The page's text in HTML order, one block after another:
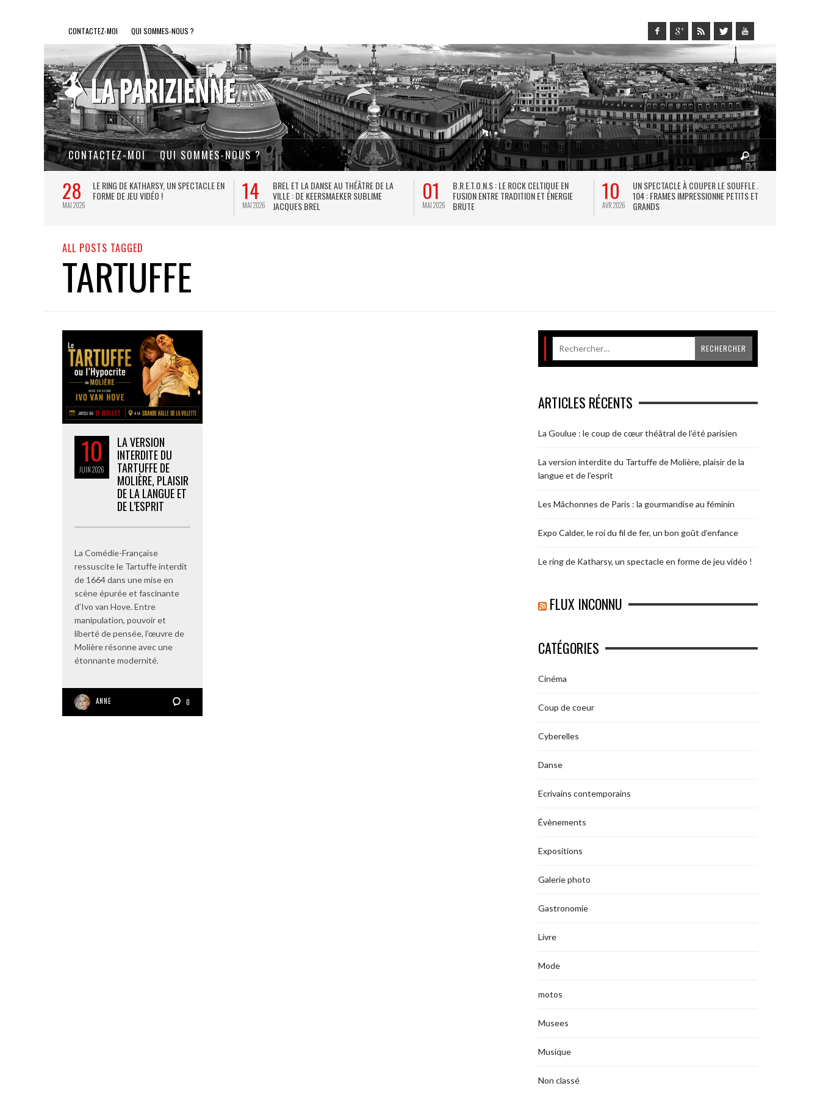
CONTACTEZ-MOI QUI SOMMES-NOUS ?
CONTACTEZ-MOI QUI SOMMES-NOUS ?
28
MAI 2026
LE RING DE KATHARSY, UN SPECTACLE EN
FORME DE JEU VIDÉO !
14
MAI 2026
BREL ET LA DANSE AU THÉÂTRE DE LA
VILLE : DE KEERSMAEKER SUBLIME
JACQUES BREL
01
MAI 2026
B.R.E.T.O.N.S : LE ROCK CELTIQUE EN
FUSION ENTRE TRADITION ET ÉNERGIE
BRUTE
10
AVR 2026
UN SPECTACLE À COUPER LE SOUFFLE AU
104 : FRAMES IMPRESSIONNE PETITS ET
GRANDS
ALL POSTS TAGGED
TARTUFFE
10
JUIN2026
LA VERSION
INTERDITE DU
TARTUFFE DE
MOLIÈRE, PLAISIR
DE LA LANGUE ET
DE L’ESPRIT
La Comédie-Française
ressuscite le Tartuffe interdit
de 1664 dans une mise en
scène épurée et fascinante
d’Ivo van Hove. Entre
manipulation, pouvoir et
liberté de pensée, l’œuvre de
Molière résonne avec une
étonnante modernité.
ANNE 0
ARTICLES RÉCENTS
La Goulue : le coup de cœur théâtral de l’été parisien
La version interdite du Tartuffe de Molière, plaisir de la
langue et de l’esprit
Les Mâchonnes de Paris : la gourmandise au féminin
Expo Calder, le roi du fil de fer, un bon goût d’enfance
Le ring de Katharsy, un spectacle en forme de jeu vidéo !
FLUX INCONNU
CATÉGORIES
Cinéma
Coup de coeur
Cyberelles
Danse
Ecrivains contemporains
Évènements
Expositions
Galerie photo
Gastronomie
Livre
Mode
motos
Musees
Musique
Non classé